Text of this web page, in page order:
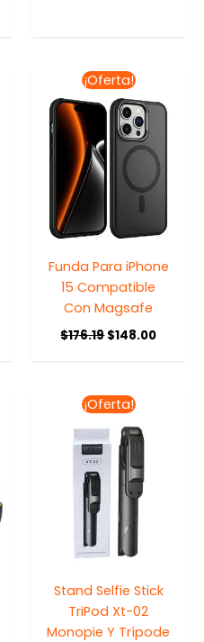
¡Oferta!
Funda Para iPhone
15 Compatible
Con Magsafe
$176.19
El
precio
original
era:
$176.19.
$148.00
actual
¡Oferta!
Stand Selfie Stick
TriPod Xt-02
Monopie Y Trípode
El
precio
original
era:
$180.30.